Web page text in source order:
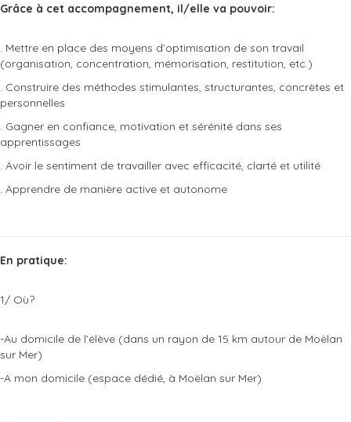
Grâce à cet accompagnement, il/elle va pouvoir:
. Mettre en place des moyens d’optimisation de son travail
(organisation, concentration, mémorisation, restitution, etc.)
. Construire des méthodes stimulantes, structurantes, concrètes et
personnelles
. Gagner en confiance, motivation et sérénité dans ses
apprentissages
. Avoir le sentiment de travailler avec efficacité, clarté et utilité
. Apprendre de manière active et autonome
En pratique:
1/ Où?
-Au domicile de l’élève (dans un rayon de 15 km autour de Moëlan
sur Mer)
-A mon domicile (espace dédié, à Moëlan sur Mer)